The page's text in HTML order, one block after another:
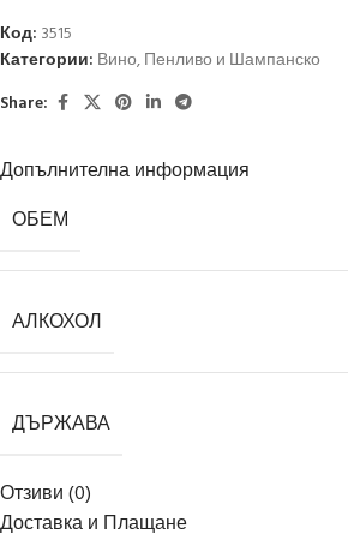
Код: 3515
Категории: Вино,Пенливо и Шампанско
Share:
Допълнителна информация
ОБЕМ
АЛКОХОЛ
ДЪРЖАВА
Отзиви (0)
Доставка и Плащане